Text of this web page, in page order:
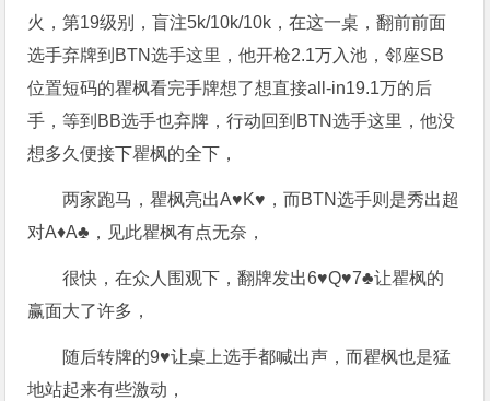
火，第19级别，盲注5k/10k/10k，在这一桌，翻前前面
选手弃牌到BTN选手这里，他开枪2.1万入池，邻座SB
位置短码的瞿枫看完手牌想了想直接all-in19.1万的后
手，等到BB选手也弃牌，行动回到BTN选手这里，他没
想多久便接下瞿枫的全下，
两家跑马，瞿枫亮出A♥️K♥️，而BTN选手则是秀出超
对A♦️A♣️，见此瞿枫有点无奈，
很快，在众人围观下，翻牌发出6♥️Q♥️7♣️让瞿枫的
赢面大了许多，
随后转牌的9♥️让桌上选手都喊出声，而瞿枫也是猛
地站起来有些激动，